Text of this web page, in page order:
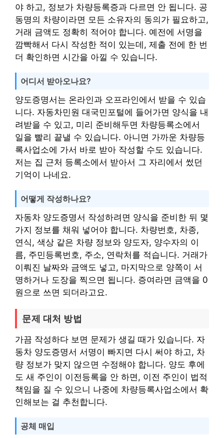
야 하고, 정보가 차량등록증과 다르면 안 됩니다. 공
동명의 차량이라면 모든 소유자의 동의가 필요하고,
거래 금액도 정확히 적어야 합니다. 예전에 서명을
깜빡해서 다시 작성한 적이 있는데, 제출 전에 한 번
더 확인하면 시간을 아낄 수 있습니다.
어디서 받아오나요?
양도증명서는 온라인과 오프라인에서 받을 수 있습
니다. 자동차민원 대국민포털에 들어가면 양식을 내
려받을 수 있고, 미리 준비해두면 차량등록소에서
일을 빨리 끝낼 수 있습니다. 아니면 가까운 차량등
록사업소에 가서 바로 받아 작성할 수도 있습니다.
저는 집 근처 등록소에서 받아서 그 자리에서 썼던
기억이 나네요.
어떻게 작성하나요?
자동차 양도증명서 작성하려면 양식을 준비한 뒤 몇
가지 정보를 채워 넣어야 합니다. 차량번호, 차종,
연식, 색상 같은 차량 정보와 양도자, 양수자의 이
름, 주민등록번호, 주소, 연락처를 적습니다. 거래가
이뤄진 날짜와 금액도 넣고, 마지막으로 양쪽이 서
명하거나 도장을 찍으면 됩니다. 증여라면 금액을 0
원으로 쓰면 되더라고요.
문제 대처 방법
가끔 작성하다 보면 문제가 생길 때가 있습니다. 자
동차 양도증명서 서명이 빠지면 다시 써야 하고, 차
량 정보가 맞지 않으면 수정해야 합니다. 양도 후에
도 새 주인이 이전등록을 안 하면, 이전 주인이 법적
책임을 질 수 있으니 나중에 차량등록사업소에서 확
인해보는 걸 추천합니다.
공체 매입